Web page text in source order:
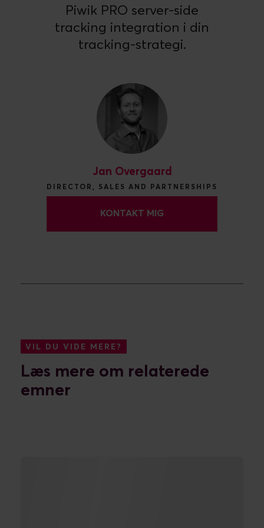
Piwik PRO server-side
tracking integration i din
tracking-strategi.
Jan Overgaard
DIRECTOR, SALES AND PARTNERSHIPS
KONTAKT MIG
VIL DU VIDE MERE?
Læs mere om relaterede
emner